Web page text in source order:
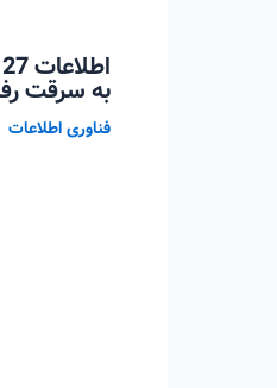
به سرقت
فناوری اطلاعات